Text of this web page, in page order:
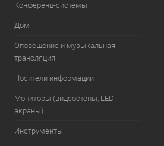
Конференц-системы
Дом
Оповещение и музыкальная
трансляция
Носители информации
Мониторы (видеостены, LED
экраны)
Инструменты